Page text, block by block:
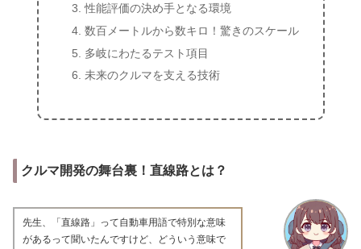
性能評価の決め手となる環境
数百メートルから数キロ！驚きのスケール
多岐にわたるテスト項目
未来のクルマを支える技術
クルマ開発の舞台裏！直線路とは？
先生、「直線路」って自動車用語で特別な意味
があるって聞いたんですけど、どういう意味で